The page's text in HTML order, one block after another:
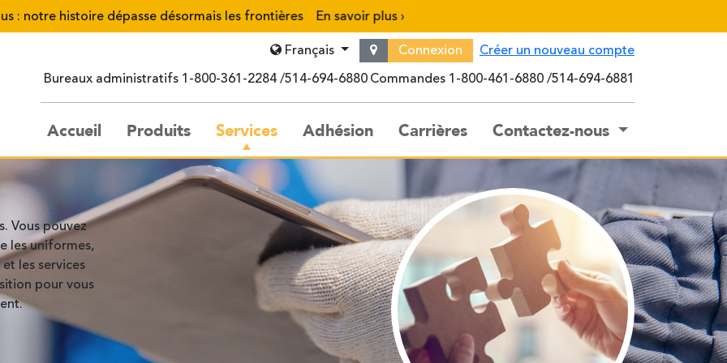
histoire dépasse désormais les frontières En savoir plus›
Français Connexion Créer un nouveau compte
Accueil Produits Services Adhésion Carrières Contactez-nous
Bureaux administratifs 1-800-361-2284 514-694-6880 Commandes 1-800-461-6880 514-694-6881
Vous pouvez
les uniformes,
les services
pour vous